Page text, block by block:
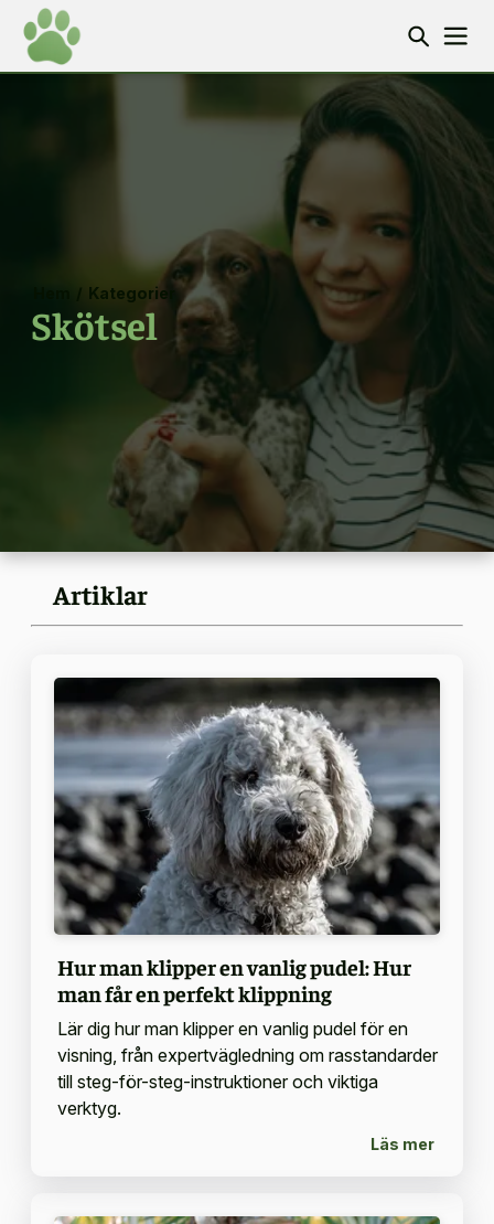
/ Kategorier
Skötsel
Artiklar
Hur man klipper en vanlig pudel: Hur
man får en perfekt klippning
Lär dig hur man klipper en vanlig pudel för en
visning, från expertvägledning om rasstandarder
till steg-för-steg-instruktioner och viktiga
verktyg.
Läs mer